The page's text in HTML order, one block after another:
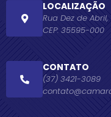
LOCALIZAÇÃO
Rua Dez de
CEP: 35595-000
CONTATO
(37) 3421-3089